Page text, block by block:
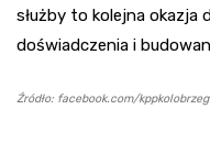
służby to kolejna okazja
doświadczenia i
Źródło: facebook.com/kppkolobrzeg